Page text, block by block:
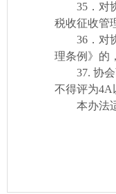
35．对协
税收征收管
36．对协
理条例》的
37. 协会
不得评为4A
本办法适